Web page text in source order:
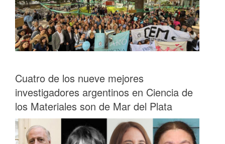
Cuatro de los nueve mejores
investigadores argentinos en Ciencia de
los Materiales son de Mar del Plata